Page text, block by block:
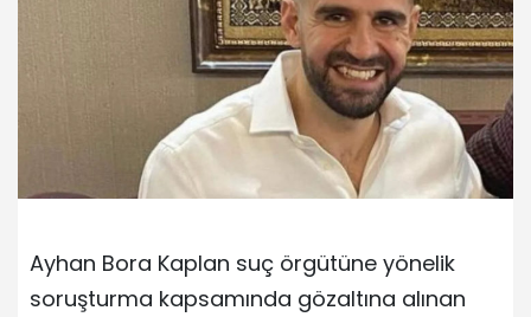
Ayhan Bora Kaplan suç örgütüne yönelik
soruşturma kapsamında gözaltına alınan